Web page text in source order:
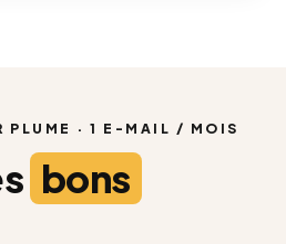
PLUME · 1 E-MAIL / MOIS
bons